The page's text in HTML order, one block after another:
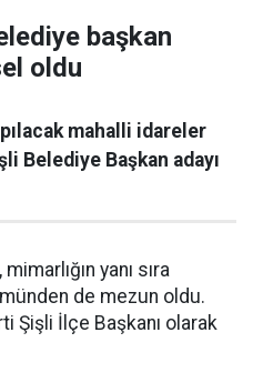
başkan
oldu
mahalli idareler
Belediye Başkan adayı
yanı sıra
de mezun oldu.
Şişli İlçe Başkanı olarak